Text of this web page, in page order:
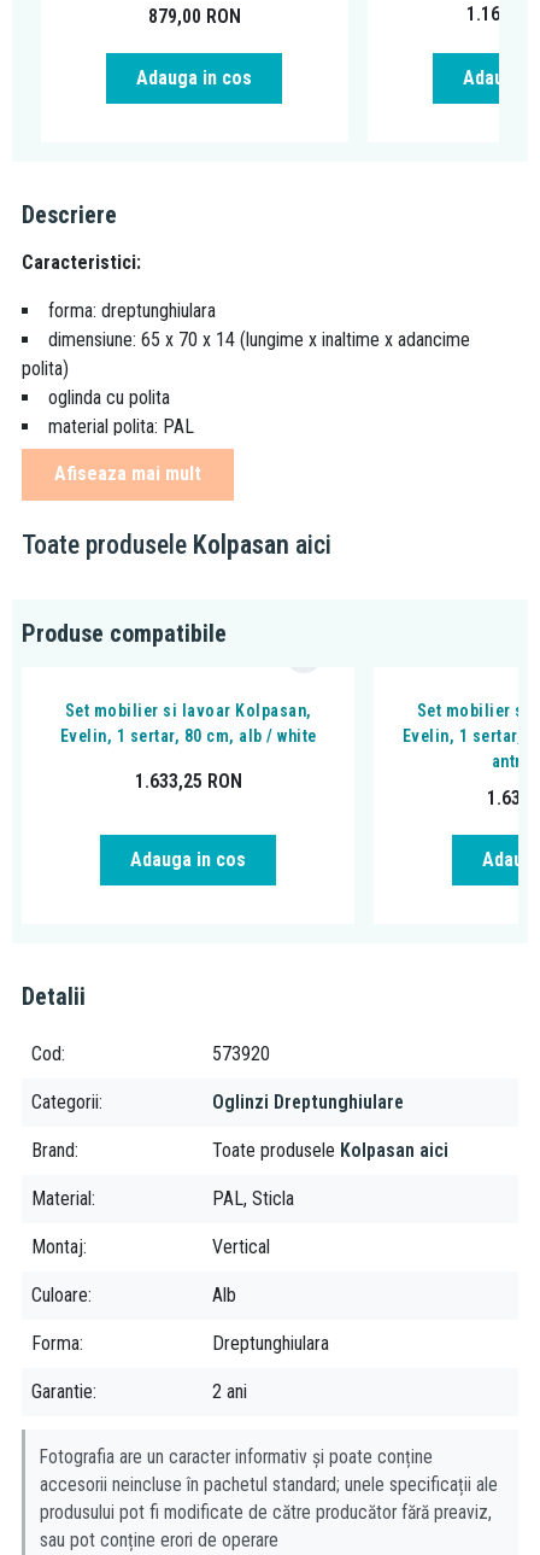
879,00 RON
Adauga in cos
1.169,00
Adauga
Descriere
Caracteristici:
forma: dreptunghiulara
dimensiune: 65 x 70 x 14 (lungime x inaltime x adancime
polita)
oglinda cu polita
material polita: PAL
culoare polita: alb
spatiu de depozitare exterior cu 1 polita
Compatibilitate:
disponibil si in culoarea: gri
Afiseaza mai mult
Toate produsele Kolpasan aici
Produse compatibile
Set mobilier si lavoar Kolpasan,
Evelin, 1 sertar, 80 cm, alb / white
1.633,25 RON
Adauga in cos
Set mobilier si
Evelin, 1 sertar,
Detalii
Cod 573920
Categorii Oglinzi Dreptunghiulare
Brand Toate produsele Kolpasan aici
Material PAL, Sticla
Montaj Vertical
Culoare Alb
Forma Dreptunghiulara
Garantie 2 ani
Fotografia are un caracter informativ și poate conține
accesorii neincluse în pachetul standard; unele specificații ale
produsului pot fi modificate de către producător fără preaviz,
sau pot conține erori de operare